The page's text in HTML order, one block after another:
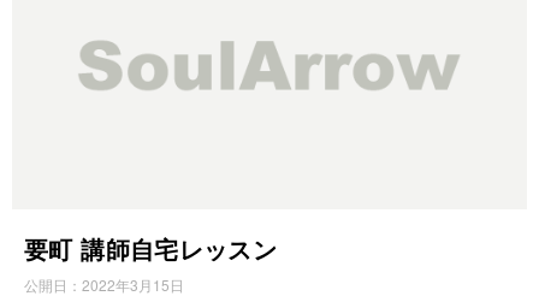
要町 講師自宅レッスン
公開日： 2022年3月15日